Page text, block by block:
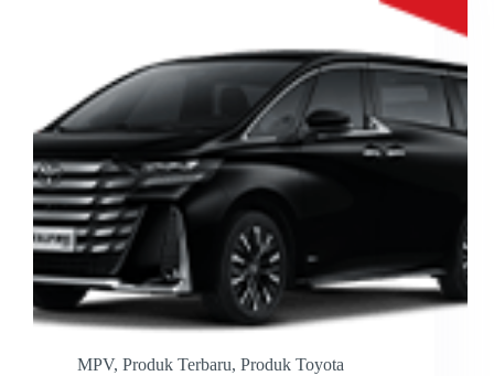
MPV, Produk Terbaru, Produk Toyota